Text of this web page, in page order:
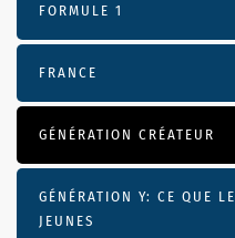
FORMULE 1
FRANCE
GÉNÉRATION CRÉATEUR
GÉNÉRATION Y: CE QUE
JEUNES